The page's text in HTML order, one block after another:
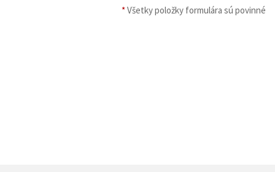
*Všetky položky formulára sú povinné